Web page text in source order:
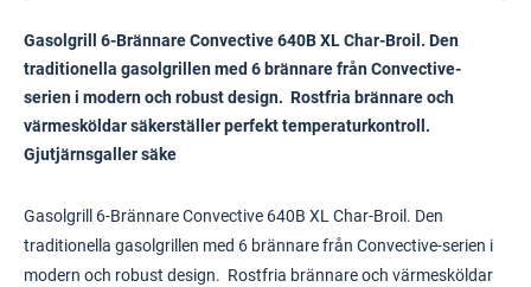
Gasolgrill 6-Brännare Convective 640B XL Char-Broil. Den
traditionella gasolgrillen med 6 brännare från Convective-
serien i modern och robust design. Rostfria brännare och
värmesköldar säkerställer perfekt temperaturkontroll.
Gjutjärnsgaller säke
Gasolgrill 6-Brännare Convective 640B XL Char-Broil. Den
traditionella gasolgrillen med 6 brännare från Convective-serien i
modern och robust design. Rostfria brännare och värmesköldar